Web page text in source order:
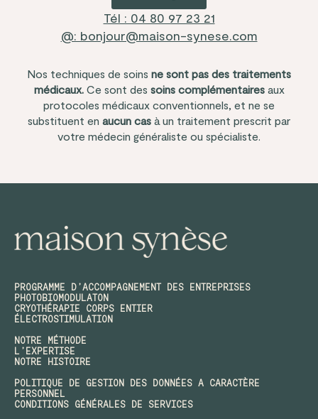
Tél : 04 80 97 23 21
@: bonjour@maison-synese.com
Nos techniques de soins ne sont pas des traitements
médicaux.Ce sont des soins complémentairesaux
protocoles médicaux conventionnels, et ne se
substituent en aucun cas à un traitement prescrit par
votre médecin généraliste ou spécialiste.
PROGRAMME D’ACCOMPAGNEMENT DES ENTREPRISES
PHOTOBIOMODULATON
CRYOTHÉRAPIE CORPS ENTIER
ÉLECTROSTIMULATION
NOTRE MÉTHODE
L’EXPERTISE
NOTRE HISTOIRE
POLITIQUE DE GESTION DES DONNÉES A CARACTÈRE
PERSONNEL
CONDITIONS GÉNÉRALES DE SERVICES